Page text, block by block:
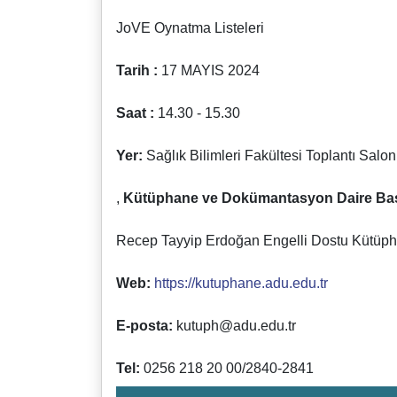
JoVE Oynatma Listeleri
Tarih : 17 MAYIS 2024
Saat : 14.30 - 15.30
Yer: Sağlık Bilimleri Fakültesi Toplantı
, Kütüphane ve Dokümantasyon Daire
Recep Tayyip Erdoğan Engelli Dostu
Web: https://kutuphane.adu.edu.tr
E-posta: kutuph@adu.edu.tr
Tel: 0256 218 20 00/2840-2841